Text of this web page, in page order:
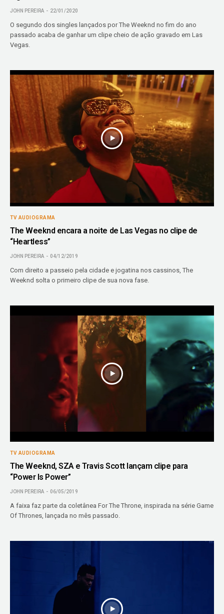
JOHN PEREIRA 22/01/2020
O segundo dos singles lançados por The Weeknd no fim do ano
passado acaba de ganhar um clipe cheio de ação gravado em Las
Vegas.
TV AUDIOGRAMA
The Weeknd encara a noite de Las Vegas no clipe de
“Heartless”
JOHN PEREIRA 04/12/2019
Com direito a passeio pela cidade e jogatina nos cassinos, The
Weeknd solta o primeiro clipe de sua nova fase.
TV AUDIOGRAMA
The Weeknd, SZA e Travis Scott lançam clipe para
“Power Is Power”
JOHN PEREIRA 06/05/2019
A faixa faz parte da coletânea For The Throne, inspirada na série Game
Of Thrones, lançada no mês passado.